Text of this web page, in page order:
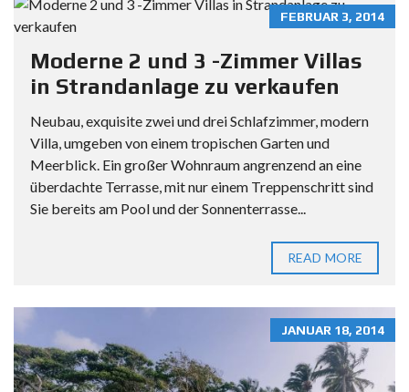
FEBRUAR 3, 2014
Moderne 2 und 3 -Zimmer Villas
in Strandanlage zu verkaufen
Neubau, exquisite zwei und drei Schlafzimmer, modern
Villa, umgeben von einem tropischen Garten und
Meerblick. Ein großer Wohnraum angrenzend an eine
überdachte Terrasse, mit nur einem Treppenschritt sind
Sie bereits am Pool und der Sonnenterrasse...
READ MORE
JANUAR 18, 2014